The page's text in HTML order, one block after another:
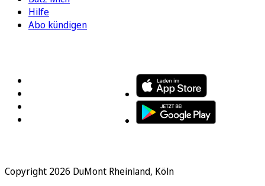
Hilfe
Abo kündigen
Copyright 2026 DuMont Rheinland, Köln